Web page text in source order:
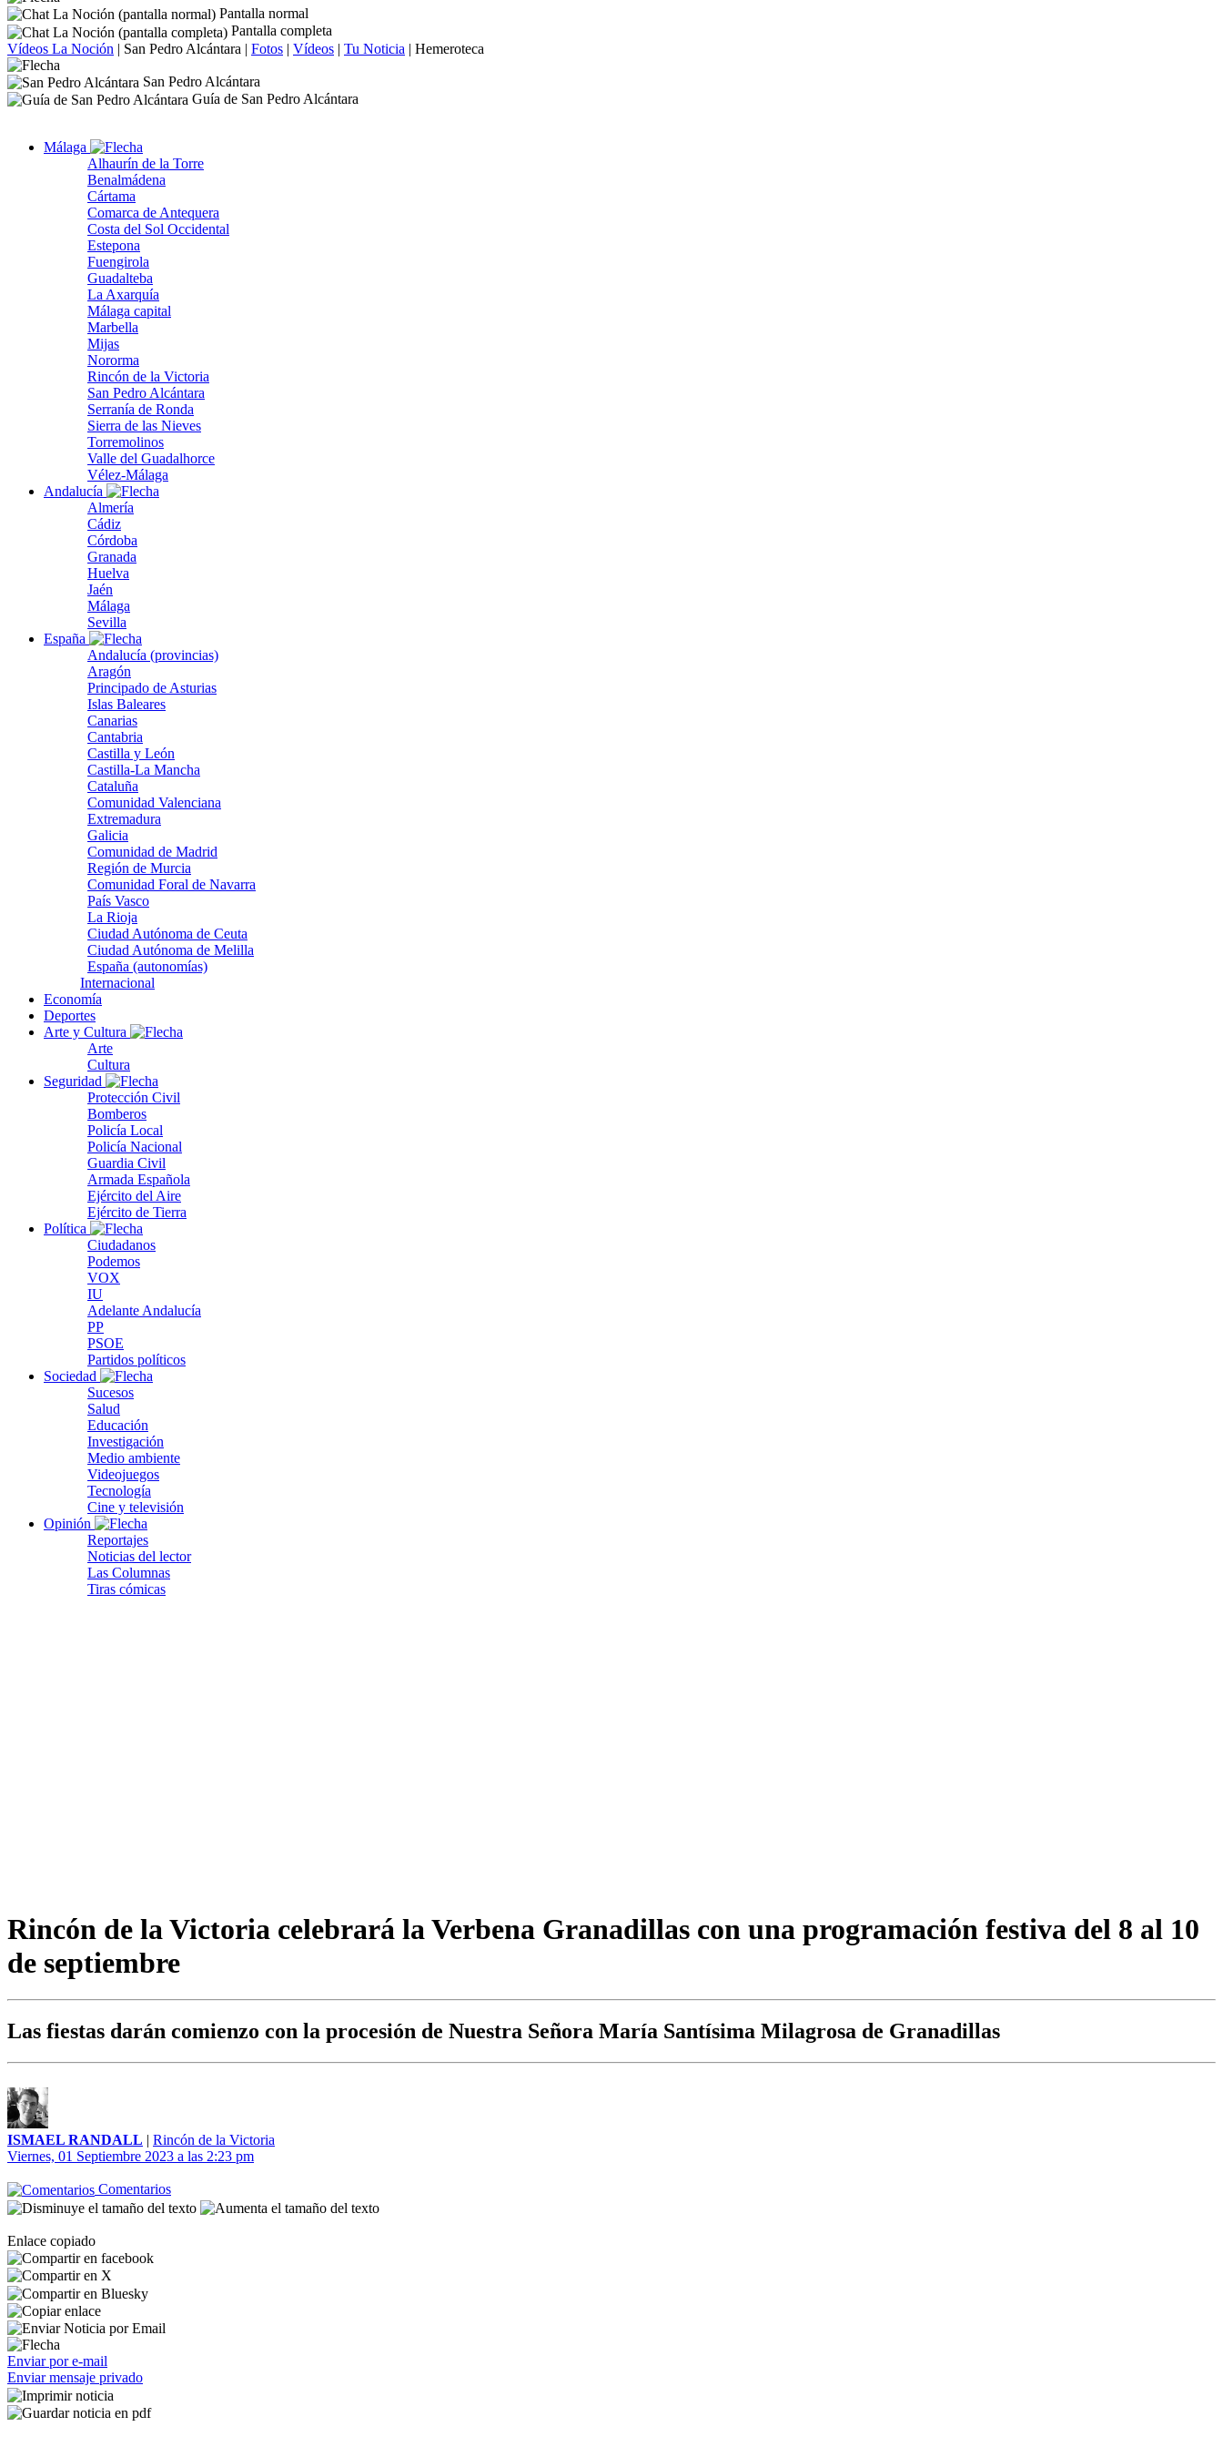
Pantalla normal
Pantalla completa
Vídeos La Noción | San Pedro Alcántara | Fotos | Vídeos | Tu Noticia | Hemeroteca
San Pedro Alcántara
Guía de San Pedro Alcántara
Málaga
Alhaurín de la Torre
Benalmádena
Cártama
Comarca de Antequera
Costa del Sol Occidental
Estepona
Fuengirola
Guadalteba
La Axarquía
Málaga capital
Marbella
Mijas
Nororma
Rincón de la Victoria
San Pedro Alcántara
Serranía de Ronda
Sierra de las Nieves
Torremolinos
Valle del Guadalhorce
Vélez-Málaga
Andalucía
Almería
Cádiz
Córdoba
Granada
Huelva
Jaén
Málaga
Sevilla
España
Andalucía (provincias)
Aragón
Principado de Asturias
Islas Baleares
Canarias
Cantabria
Castilla y León
Castilla-La Mancha
Cataluña
Comunidad Valenciana
Extremadura
Galicia
Comunidad de Madrid
Región de Murcia
Comunidad Foral de Navarra
País Vasco
La Rioja
Ciudad Autónoma de Ceuta
Ciudad Autónoma de Melilla
España (autonomías)
Internacional
Economía
Deportes
Arte y Cultura
Arte
Cultura
Seguridad
Protección Civil
Bomberos
Policía Local
Policía Nacional
Guardia Civil
Armada Española
Ejército del Aire
Ejército de Tierra
Política
Ciudadanos
Podemos
VOX
IU
Adelante Andalucía
PP
PSOE
Partidos políticos
Sociedad
Sucesos
Salud
Educación
Investigación
Medio ambiente
Videojuegos
Tecnología
Cine y televisión
Opinión
Reportajes
Noticias del lector
Las Columnas
Tiras cómicas
Rincón de la Victoria celebrará la Verbena Granadillas con una programación festiva del 8 al 10
de septiembre
Las fiestas darán comienzo con la procesión de Nuestra Señora María Santísima Milagrosa de Granadillas
ISMAEL RANDALL | Rincón de la Victoria
Viernes, 01 Septiembre 2023 a las 2:23 pm
Comentarios
Enlace copiado
Enviar por e-mail
Enviar mensaje privado